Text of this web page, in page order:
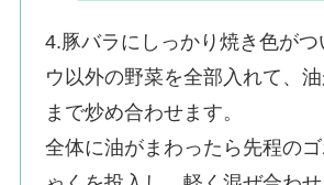
4.豚バラにしっかり焼き色が
ウ以外の野菜を全部入れて、
まで炒め合わせます。
全体に油がまわったら先程の